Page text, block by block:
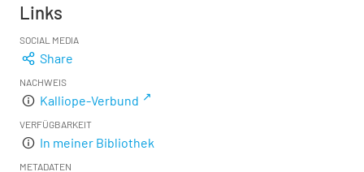
Links
SOCIAL MEDIA
Share
NACHWEIS
Kalliope-Verbund
VERFÜGBARKEIT
In meiner Bibliothek
METADATEN